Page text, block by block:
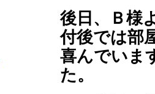
後日、Ｂ様
付後では部
喜んでいま
た。